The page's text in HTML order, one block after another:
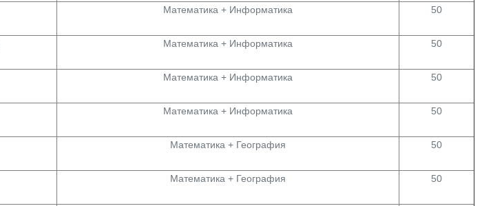
Математика + Информатика 50
Математика + Информатика 50
Математика + Информатика 50
Математика + Информатика 50
Математика + География 50
Математика + География 50